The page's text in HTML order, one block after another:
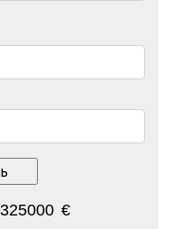
325000 €